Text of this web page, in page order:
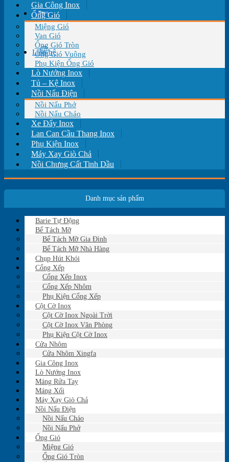
Tin tức
Liên hệ
Gia Công Inox
Ống Gió
Miệng Gió
Van Gió
Ống Gió Tròn
Ống Gió Vuông
Phụ Kiện Ống Gió
Lò Nướng Inox
Tủ – Kệ Inox
Nồi Nấu Điện
Nồi Nấu Phở
Nồi Nấu Cháo
Xe Đẩy Inox
Lan Can Cầu Thang Inox
Phụ Kiện Inox
Máy Xay Giò Chả
Nồi Chưng Cất Tinh Dầu
Danh mục sản phẩm
Barie Tự Động
Bể Tách Mỡ
Bể Tách Mỡ Gia Đình
Bể Tách Mỡ Nhà Hàng
Chụp Hút Khói
Cổng Xếp
Cổng Xếp Inox
Cổng Xếp Nhôm
Phụ Kiện Cổng Xếp
Cột Cờ Inox
Cột Cờ Inox Ngoài Trời
Cột Cờ Inox Văn Phòng
Phụ Kiện Cột Cờ Inox
Cửa Nhôm
Cửa Nhôm Xingfa
Gia Công Inox
Lò Nướng Inox
Máng Rửa Tay
Máng Xối
Máy Xay Giò Chả
Nồi Nấu Điện
Nồi Nấu Cháo
Nồi Nấu Phở
Ống Gió
Miệng Gió
Ống Gió Tròn